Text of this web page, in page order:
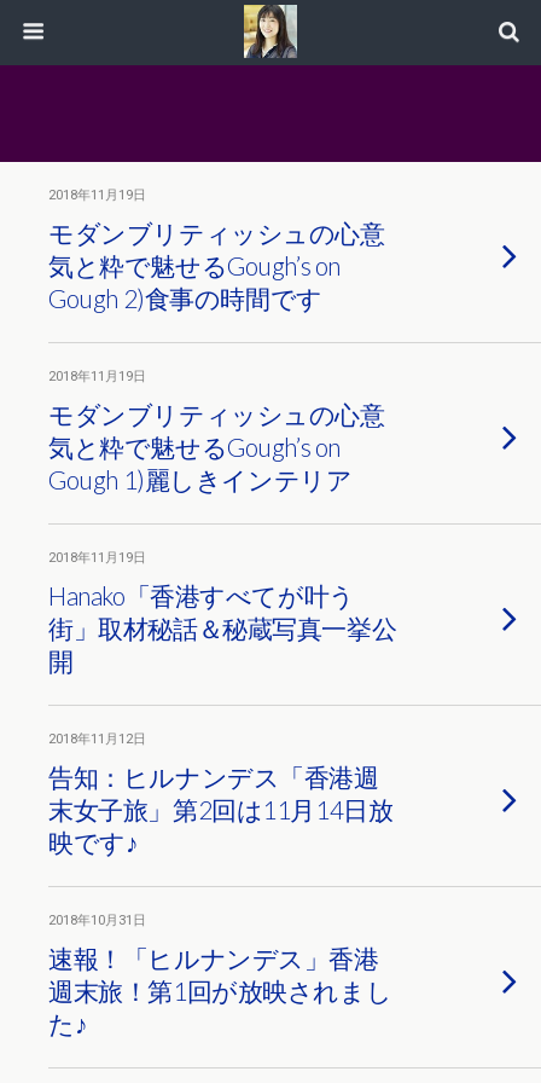
2018年11月19日
モダンブリティッシュの心意
気と粋で魅せるGough’s on
Gough 2)食事の時間です
2018年11月19日
モダンブリティッシュの心意
気と粋で魅せるGough’s on
Gough 1)麗しきインテリア
2018年11月19日
Hanako「香港すべてが叶う
街」取材秘話＆秘蔵写真一挙公
開
2018年11月12日
告知：ヒルナンデス「香港週
末女子旅」第2回は11月14日放
映です♪
2018年10月31日
速報！「ヒルナンデス」香港
週末旅！第1回が放映されまし
た♪